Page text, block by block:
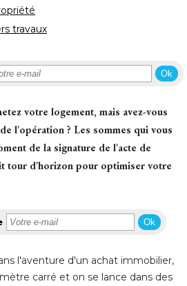
travaux
Ok
votre logement, mais avez-vous
l'opération ? Les sommes qui vous
de la signature de l'acte de
tour d'horizon pour optimiser votre
Ok
l'aventure d'un achat immobilier,
carré et on se lance dans des